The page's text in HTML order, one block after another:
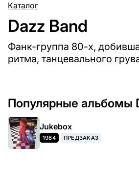
Каталог
Dazz Band
Фанк-группа 80-х,
ритма, танцевального
Популярные альбомы
Jukebox
1984 ПРЕДЗАКАЗ